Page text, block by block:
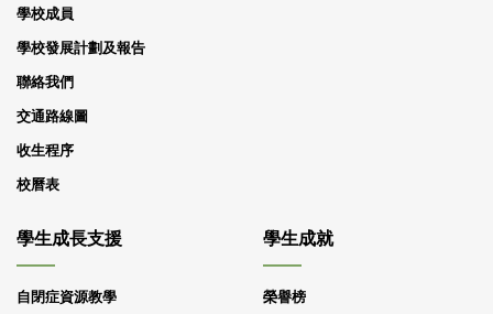
學校成員
學校發展計劃及報告
聯絡我們
交通路線圖
收生程序
校曆表
學生成長支援
自閉症資源教學
學生成就
榮譽榜